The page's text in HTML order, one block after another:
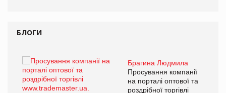
БЛОГИ
Брагина Людмила
Просування компанії
на порталі оптової та
роздрібної торгівлі